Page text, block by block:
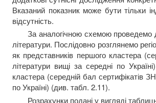
Вказаний показник може бути тільки
відсутність.
За аналогічною схемою проведемо
літератури. Послідовно розглянемо
як представників першого кластера
літератури вищі за середні по
кластера (середній бал сертифікатів
по Україні) (див. табл. 2.11).
Розрахунки подані у вигляді